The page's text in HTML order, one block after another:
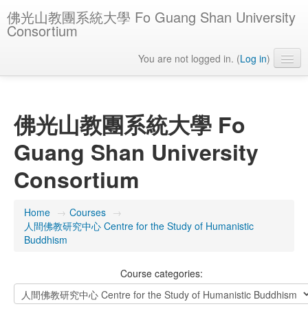
佛光山教團系統大學 Fo Guang Shan University
Consortium
You are not logged in. (Log in)
佛光山教團系統大學 Fo
Guang Shan University
Consortium
Home → Courses →
人間佛教研究中心 Centre for the Study of Humanistic
Buddhism
Course categories: